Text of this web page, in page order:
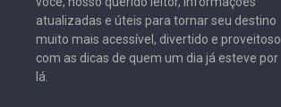
atualizadas e úteis para tornar seu destino
muito mais acessível, divertido e proveitoso
com as dicas de quem um dia já esteve por
lá.